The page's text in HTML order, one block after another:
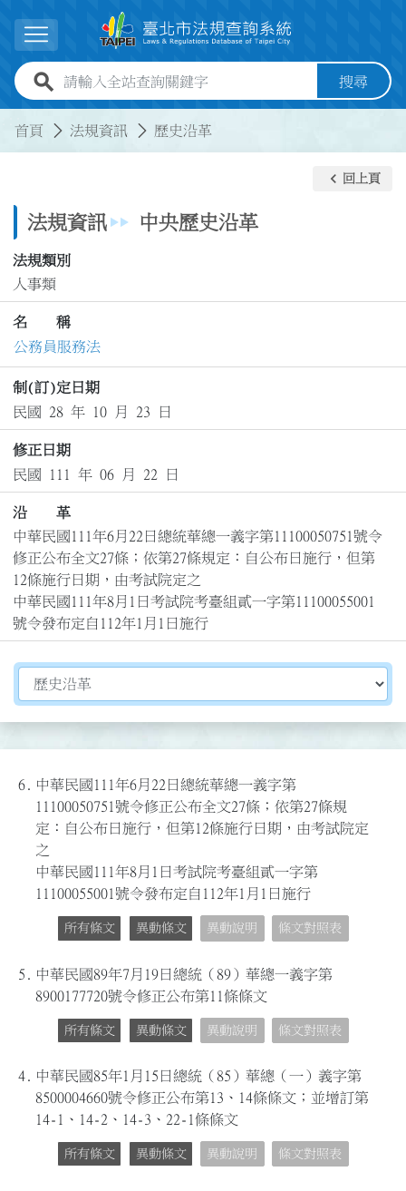
展開選單
全站查詢關鍵字欄位 搜尋
首頁 法規資訊 歷史沿革
法規資訊 中央歷史沿革
keyboard_arrow_left 回上頁
法規類別
人事類
名 稱
公務員服務法
制(訂)定日期
民國 28 年 10 月 23 日
修正日期
民國 111 年 06 月 22 日
沿 革
中華民國111年6月22日總統華總一義字第11100050751號令
修正公布全文27條；依第27條規定：自公布日施行，但第
12條施行日期，由考試院定之
中華民國111年8月1日考試院考臺組貳一字第11100055001
號令發布定自112年1月1日施行
切換選擇法規資訊內容
6. 中華民國111年6月22日總統華總一義字第
11100050751號令修正公布全文27條；依第27條規
定：自公布日施行，但第12條施行日期，由考試院定
之
中華民國111年8月1日考試院考臺組貳一字第
11100055001號令發布定自112年1月1日施行
所有條文 異動條文 異動說明 條文對照表
5.
中華民國89年7月19日總統（89）華總一義字第
8900177720號令修正公布第11條條文
所有條文 異動條文 異動說明 條文對照表
4.
中華民國85年1月15日總統（85）華總（一）義字第
8500004660號令修正公布第13、14條條文；並增訂第
14-1、14-2、14-3、22-1條條文
所有條文 異動條文 異動說明 條文對照表